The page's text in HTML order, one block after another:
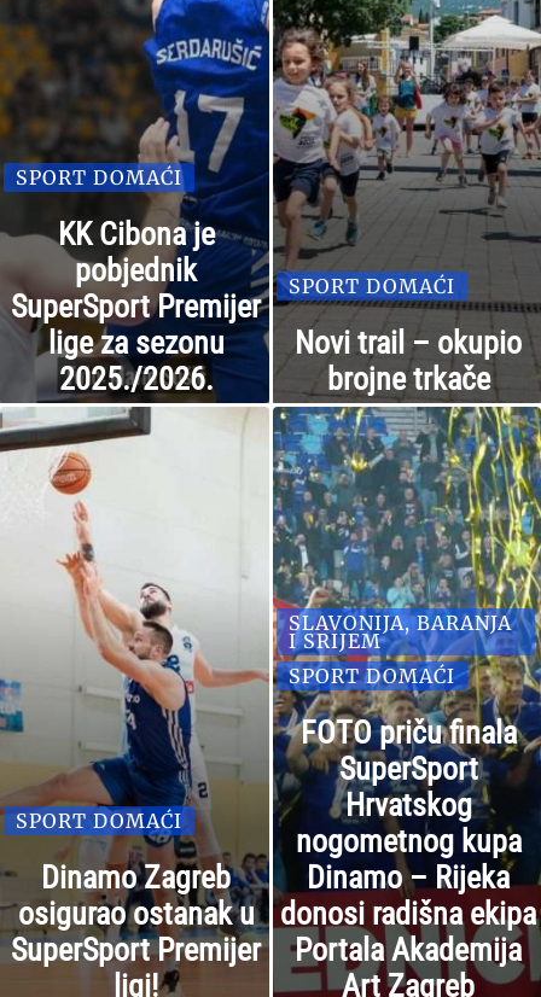
SPORT DOMAĆI
KK Cibona je
pobjednik
SuperSport Premijer
lige za sezonu
2025./2026.
SPORT DOMAĆI
Novi trail – okupio
brojne trkače
SPORT DOMAĆI
Dinamo Zagreb
osigurao ostanak u
SuperSport Premijer
ligi!
SLAVONIJA, BARANJA
I SRIJEM
SPORT DOMAĆI
FOTO priču finala
SuperSport
Hrvatskog
nogometnog kupa
Dinamo – Rijeka
donosi radišna ekipa
Portala Akademija
Art Zagreb